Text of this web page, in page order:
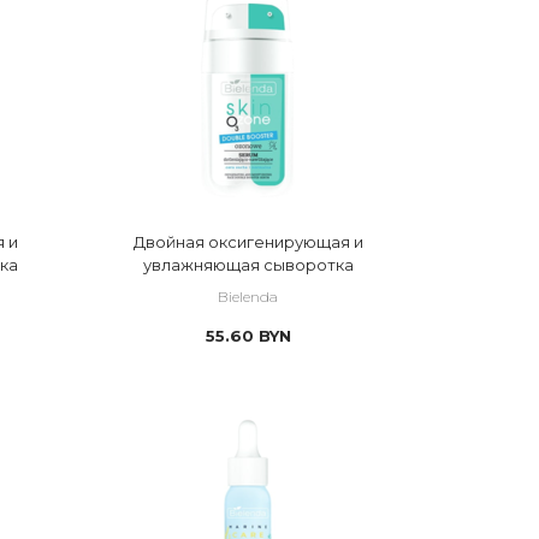
кислота молочная
лактобионовая кислота
липосомы
и
Двойная оксигенирующая и
увлажняющая сыворотка
Bielenda
55.60 BYN